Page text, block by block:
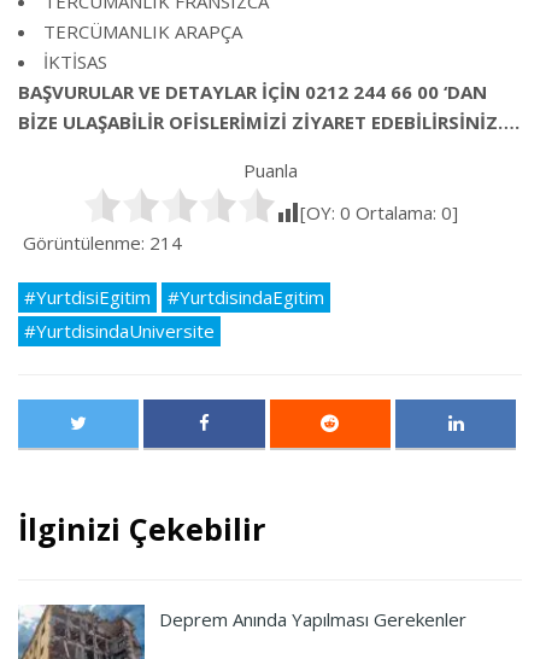
TERCÜMANLIK ARAPÇA
İKTİSAS
BAŞVURULAR VE DETAYLAR İÇİN 0212 244 66 00 ‘DAN
BİZE ULAŞABİLİR OFİSLERİMİZİ ZİYARET EDEBİLİRSİNİZ….
Puanla
[OY: 0 Ortalama: 0]
Görüntülenme: 214
#YurtdisiEgitim
#YurtdisindaEgitim
#YurtdisindaUniversite
İlginizi Çekebilir
Deprem Anında Yapılması Gerekenler